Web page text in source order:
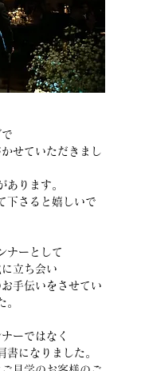
せていただきまし
あります。
下さると嬉しいで
ナーとして
立ち会い
手伝いをさせてい
。
ーではなく
書になりました。